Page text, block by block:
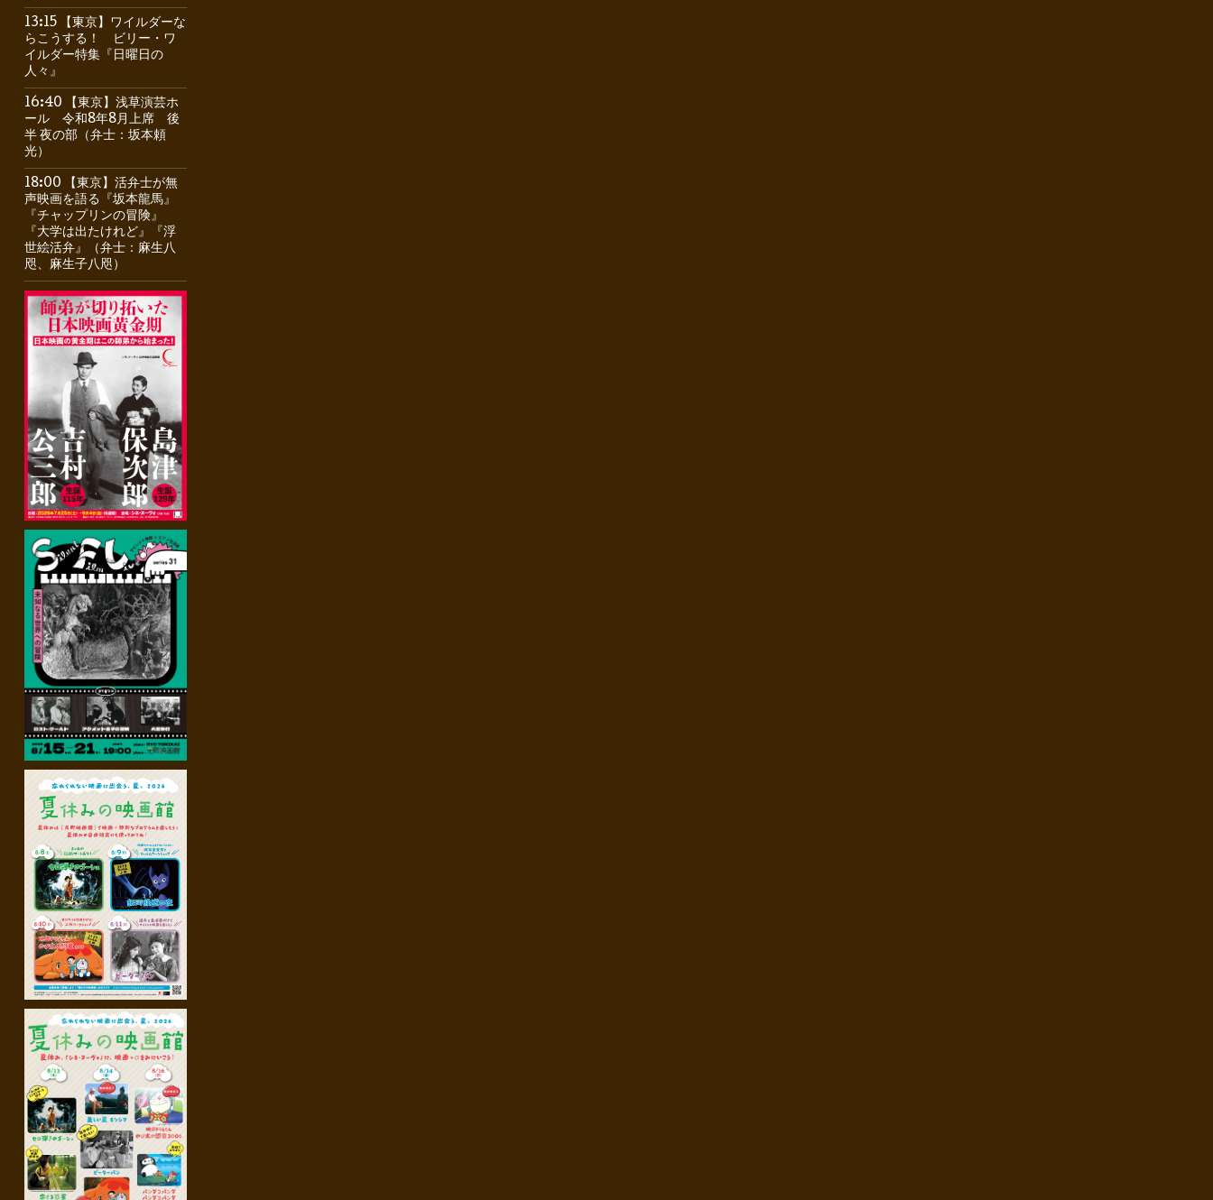
13:15 【東京】ワイルダーな
らこうする！ ビリー・ワ
イルダー特集『日曜日の
人々』
16:40 【東京】浅草演芸ホ
ール 令和8年8月上席 後
半 夜の部（弁士：坂本頼
光）
18:00 【東京】活弁士が無
声映画を語る『坂本龍馬』
『チャップリンの冒険』
『大学は出たけれど』『浮
世絵活弁』（弁士：麻生八
咫、麻生子八咫）